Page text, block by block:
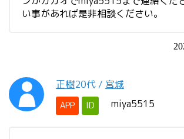
い事があれば是非相談ください。
正樹20代 / 宮城
APP ID miya5515